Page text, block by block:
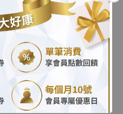
.
焦慮、甚至莫名其妙變胖，是
。但其實很多時候，是我們無
的大腦與情緒。
接觸到不耐熱的塑膠袋或內膜
入我們的身體。這些化學物質
，它們會假傳聖旨，讓內分泌
慢、情緒容易暴躁，甚至影響